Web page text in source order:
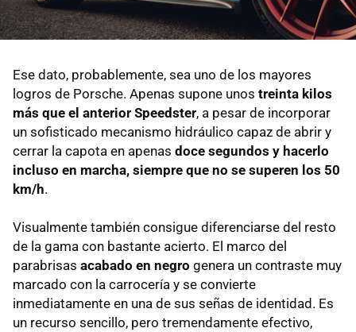
Ese dato, probablemente, sea uno de los mayores
logros de Porsche. Apenas supone unos treinta kilos
más que el anterior Speedster, a pesar de incorporar
un sofisticado mecanismo hidráulico capaz de abrir y
cerrar la capota en apenas doce segundos y hacerlo
incluso en marcha, siempre que no se superen los 50
km/h.
Visualmente también consigue diferenciarse del resto
de la gama con bastante acierto. El marco del
parabrisas acabado en negro genera un contraste muy
marcado con la carrocería y se convierte
inmediatamente en una de sus señas de identidad. Es
un recurso sencillo, pero tremendamente efectivo,